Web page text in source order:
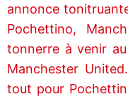
annonce
Pochettino,
tonnerre à venir au
Manchester
tout pour